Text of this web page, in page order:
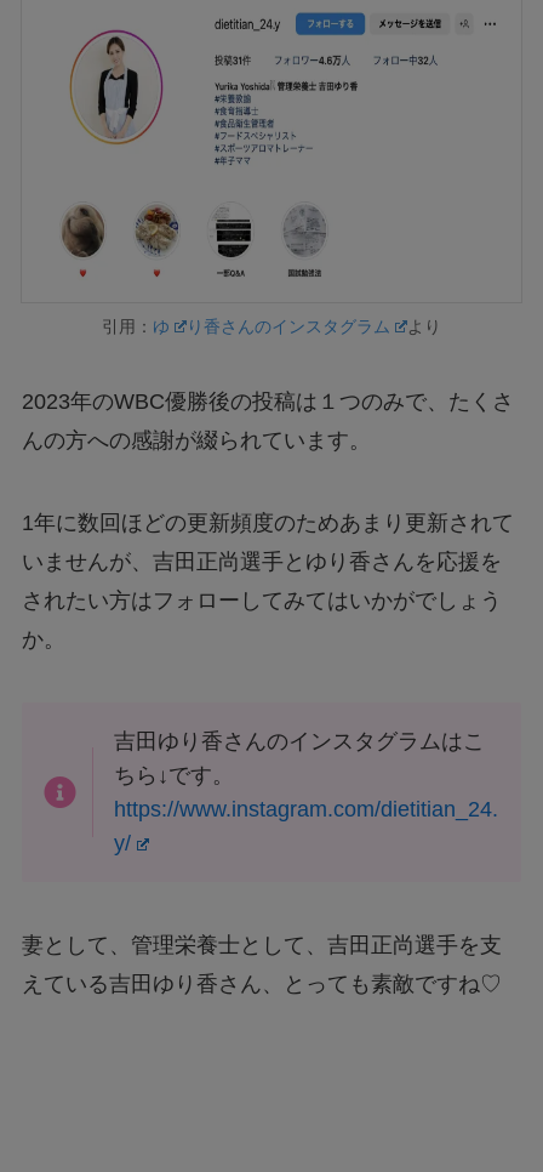
引用： ゆ り香さんのインスタグラム より
2023年のWBC優勝後の投稿は１つのみで、たくさ
んの方への感謝が綴られています。
1年に数回ほどの更新頻度のためあまり更新されて
いませんが、吉田正尚選手とゆり香さんを応援を
されたい方はフォローしてみてはいかがでしょう
か。
吉田ゆり香さんのインスタグラムはこ
ちら↓です。
https://www.instagram.com/dietitian_24.
y/
妻として、管理栄養士として、吉田正尚選手を支
えている吉田ゆり香さん、とっても素敵ですね♡